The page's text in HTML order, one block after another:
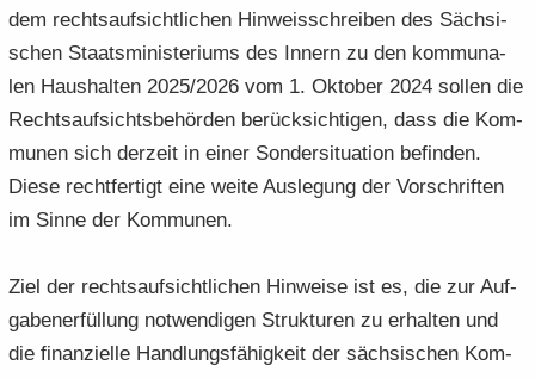
dem rechts­auf­sicht­li­chen Hin­weis­schrei­ben des Säch­si­
schen Staats­mi­nis­te­ri­ums des In­nern zu den kom­mu­na­
len Haus­hal­ten 2025/2026 vom 1. Ok­to­ber 2024 sol­len die
Rechts­auf­sichts­be­hör­den be­rück­sich­ti­gen, dass die Kom­
mu­nen sich der­zeit in einer Son­der­si­tua­ti­on be­fin­den.
Diese recht­fer­tigt eine weite Aus­le­gung der Vor­schrif­ten
im Sinne der Kom­mu­nen.
Ziel der rechts­auf­sicht­li­chen Hin­wei­se ist es, die zur Auf­
ga­ben­er­fül­lung not­wen­di­gen Struk­tu­ren zu er­hal­ten und
die fi­nan­zi­el­le Hand­lungs­fä­hig­keit der säch­si­schen Kom­